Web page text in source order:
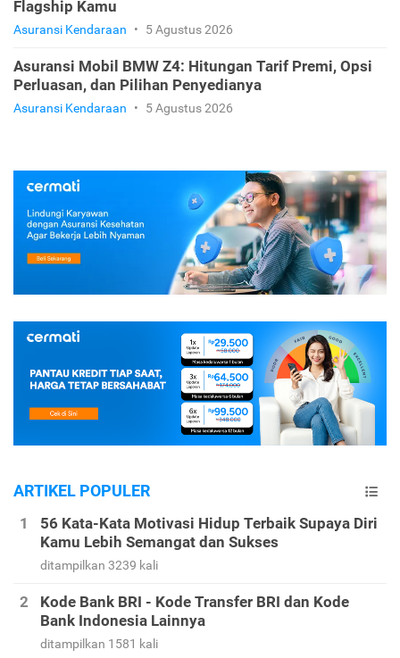
Flagship Kamu
Asuransi Kendaraan • 5 Agustus 2026
Asuransi Mobil BMW Z4: Hitungan Tarif Premi, Opsi
Perluasan, dan Pilihan Penyedianya
Asuransi Kendaraan • 5 Agustus 2026
ARTIKEL POPULER
56 Kata-Kata Motivasi Hidup Terbaik Supaya Diri
Kamu Lebih Semangat dan Sukses
ditampilkan 3239 kali
Kode Bank BRI - Kode Transfer BRI dan Kode
Bank Indonesia Lainnya
ditampilkan 1581 kali